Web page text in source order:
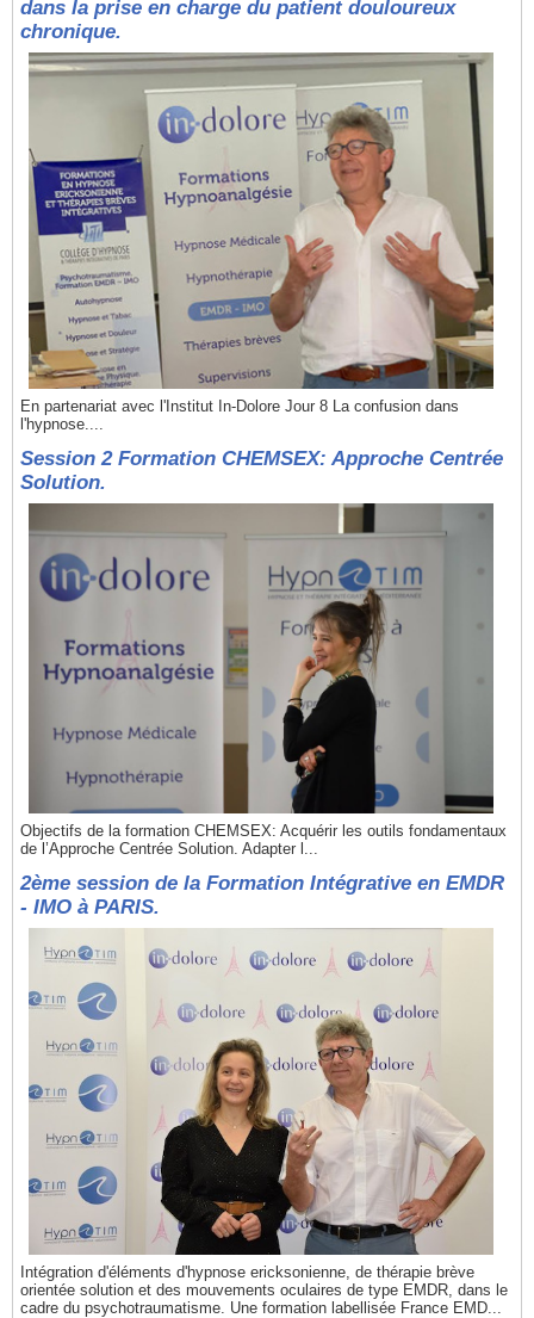
dans la prise en charge du patient douloureux
chronique.
En partenariat avec l'Institut In-Dolore Jour 8 La confusion dans
l'hypnose....
Session 2 Formation CHEMSEX: Approche Centrée
Solution.
Objectifs de la formation CHEMSEX: Acquérir les outils fondamentaux
de l’Approche Centrée Solution. Adapter l...
2ème session de la Formation Intégrative en EMDR
- IMO à PARIS.
Intégration d'éléments d'hypnose ericksonienne, de thérapie brève
orientée solution et des mouvements oculaires de type EMDR, dans le
cadre du psychotraumatisme. Une formation labellisée France EMD...